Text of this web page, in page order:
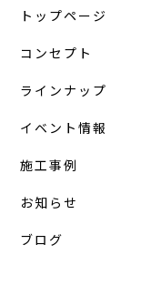
トップページ
コンセプト
ラインナップ
イベント情報
施工事例
お知らせ
ブログ